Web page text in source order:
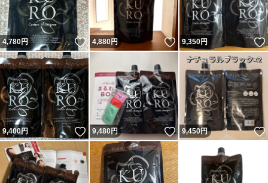
4,780円 いいね！
4,880円 いいね！
9,350円
9,400円 いいね！
9,480円 いいね！
9,450円